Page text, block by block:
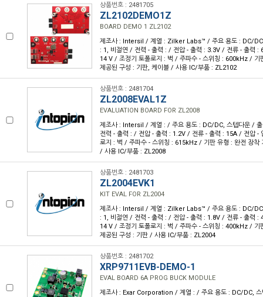
상품번호 : 2481705
ZL2102DEMO1Z
BOARD DEMO 1 ZL2102
제조사 : Intersil / 계열 : Zilker Labs™ / 주요 용도 : DC/
: 1, 비절연 / 전력 - 출력 : / 전압 - 출력 : 3.3V / 전류 - 출력 :
14 V / 조정기 토폴로지 : 벅 / 주파수 - 스위칭 : 600kHz / 기
제공된 구성 : 기판, 케이블 / 사용 IC/부품 : ZL2102
상품번호 : 2481704
ZL2008EVAL1Z
EVALUATION BOARD FOR ZL2008
제조사 : Intersil / 계열 : / 주요 용도 : DC/DC, 스텝다운 /
전력 - 출력 : / 전압 - 출력 : 1.2V / 전류 - 출력 : 15A / 전압 -
로지 : 벅 / 주파수 - 스위칭 : 615kHz / 기판 유형 : 완전 장착
/ 사용 IC/부품 : ZL2008
상품번호 : 2481703
ZL2004EVK1
KIT EVAL FOR ZL2004
제조사 : Intersil / 계열 : Zilker Labs™ / 주요 용도 : DC/
: 1, 비절연 / 전력 - 출력 : / 전압 - 출력 : 1.8V / 전류 - 출력 :
14 V / 조정기 토폴로지 : 벅 / 주파수 - 스위칭 : 400kHz / 기
제공된 구성 : 기판 / 사용 IC/부품 : ZL2004
상품번호 : 2481702
XRP9711EVB-DEMO-1
EVAL BOARD 6A PROG BUCK MODULE
제조사 : Exar Corporation / 계열 : / 주요 용도 : DC/DC, 스